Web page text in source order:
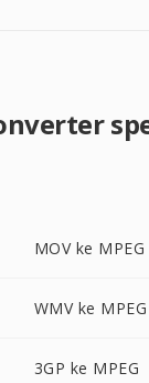
MOV ke MPEG
WMV ke MPEG
3GP ke MPEG